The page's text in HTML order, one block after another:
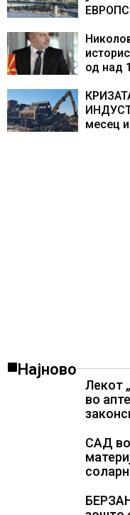
текот
центри
од над
месец
Најново
Лекот
во
САД